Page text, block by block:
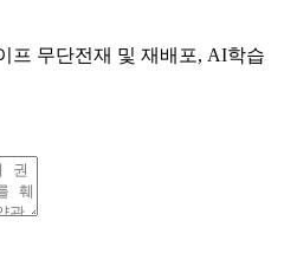
프 무단전재 및 재배포, AI학습